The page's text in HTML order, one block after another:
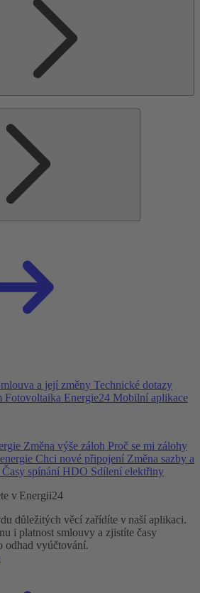
a její změny Technické dotazy
Fotovoltaika Energie24 Mobilní aplikace
Změna výše záloh Proč se mi zálohy
Chci nové připojení Změna sazby a
Časy spínání HDO Sdílení elektřiny
v Energii24
důležitých věcí zařídíte v naší aplikaci.
i platnost smlouvy a zjistíte časy
odhad vyúčtování.